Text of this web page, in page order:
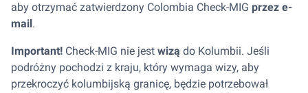
aby otrzymać zatwierdzony Colombia Check-MIG przez e-
mail.
Important! Check-MIG nie jest wizą do Kolumbii. Jeśli
podróżny pochodzi z kraju, który wymaga wizy, aby
przekroczyć kolumbijską granicę, będzie potrzebował